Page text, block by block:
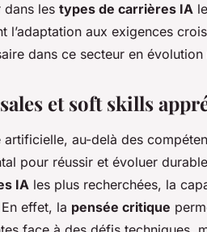
dans les types de carrières IA
l’adaptation aux exigences
dans ce secteur en évolution
et soft skills
artificielle, au-delà des
pour réussir et évoluer
IA les plus recherchées, la
effet, la pensée critique